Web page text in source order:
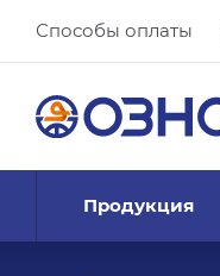
Способы оплаты
Продукция